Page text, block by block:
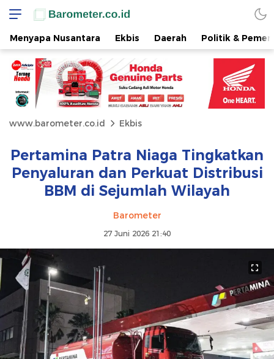
Menyapa Nusantara Ekbis Daerah Politik &
www.barometer.co.id Ekbis
Pertamina Patra Niaga Tingkatkan
Penyaluran dan Perkuat Distribusi
BBM di Sejumlah Wilayah
Barometer
27 Juni 2026 21:40